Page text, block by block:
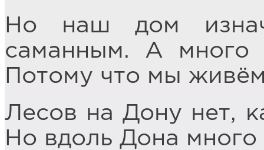
Но наш дом
саманным. А много
Потому что мы
Лесов на Дону нет,
Но вдоль Дона